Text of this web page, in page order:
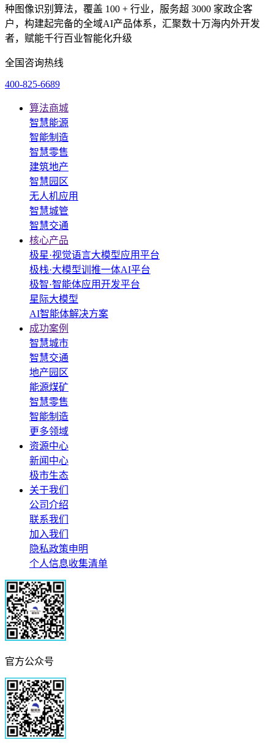
种图像识别算法，覆盖 100 + 行业，服务超 3000 家政企客
户，构建起完备的全域AI产品体系，汇聚数十万海内外开发
者，赋能千行百业智能化升级
全国咨询热线
400-825-6689
算法商城
智慧能源
智能制造
智慧零售
建筑地产
智慧园区
无人机应用
智慧城管
智慧交通
核心产品
极星·视觉语言大模型应用平台
极栈·大模型训推一体AI平台
极智·智能体应用开发平台
星际大模型
AI智能体解决方案
成功案例
智慧城市
智慧交通
地产园区
能源煤矿
智慧零售
智能制造
更多领域
资源中心
新闻中心
极市生态
关于我们
公司介绍
联系我们
加入我们
隐私政策申明
个人信息收集清单
官方公众号